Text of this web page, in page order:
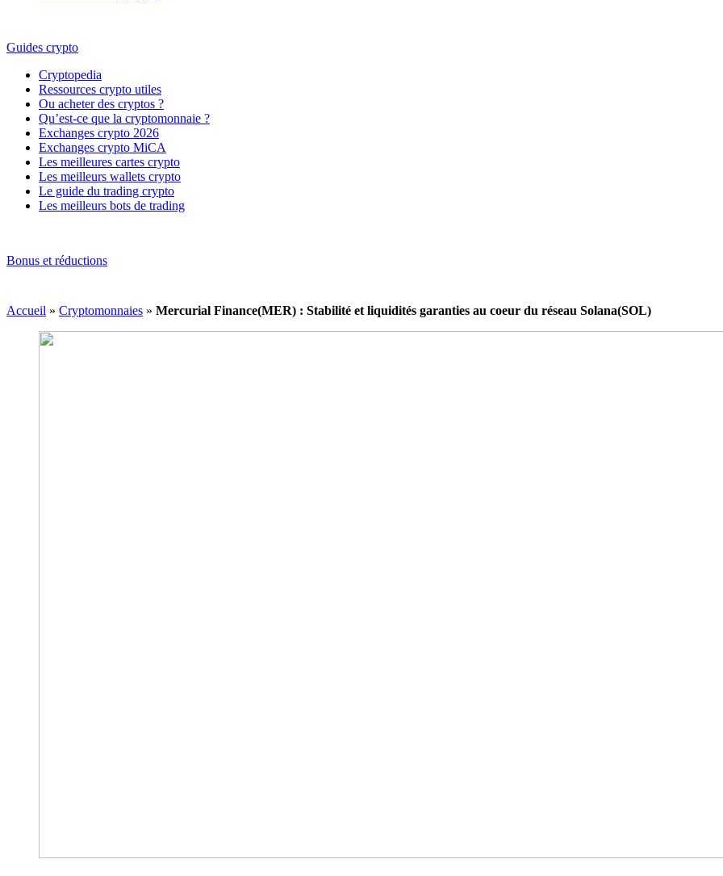
Guides crypto
Cryptopedia
Ressources crypto utiles
Ou acheter des cryptos ?
Qu’est-ce que la cryptomonnaie ?
Exchanges crypto 2026
Exchanges crypto MiCA
Les meilleures cartes crypto
Les meilleurs wallets crypto
Le guide du trading crypto
Les meilleurs bots de trading
Bonus et réductions
Accueil » Cryptomonnaies » Mercurial Finance(MER) : Stabilité et liquidités garanties au coeur du réseau Solana(SOL)